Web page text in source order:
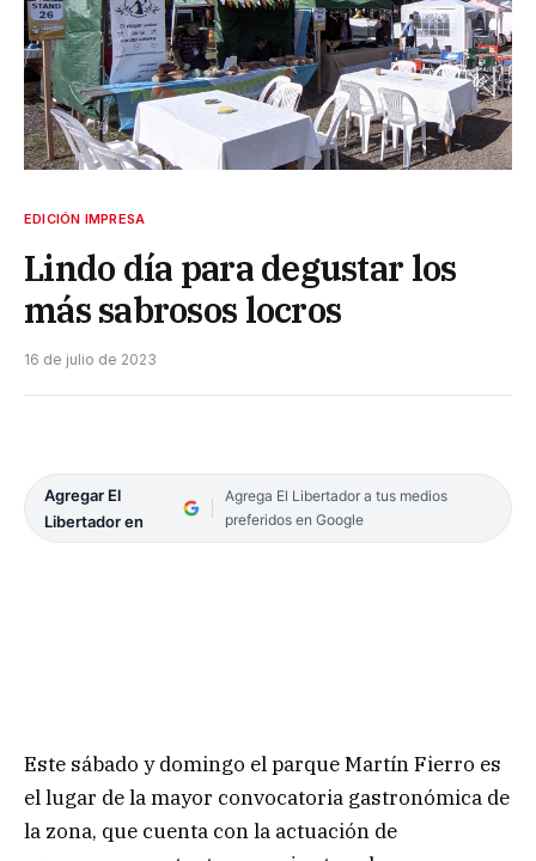
EDICIÓN IMPRESA
Lindo día para degustar los
más sabrosos locros
16 de julio de 2023
Agregar El
Libertador en
Agrega El Libertador a tus medios
preferidos en Google
Este sábado y domingo el parque Martín Fierro es
el lugar de la mayor convocatoria gastronómica de
la zona, que cuenta con la actuación de